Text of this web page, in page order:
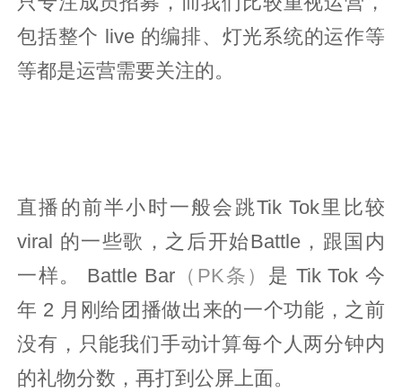
包括整个 live 的编排、灯光系统的运作等
等都是运营需要关注的。
直播的前半小时一般会跳Tik Tok里比较
viral 的一些歌，之后开始Battle，跟国内
一样。 Battle Bar（PK条） 是 Tik Tok 今
年 2 月刚给团播做出来的一个功能，之前
没有，只能我们手动计算每个人两分钟内
的礼物分数，再打到公屏上面。